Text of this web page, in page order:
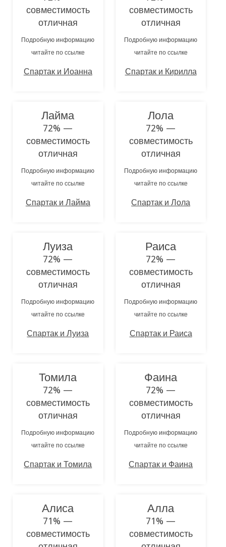
совместимость
отличная
Подробную информацию
читайте по ссылке
Спартак и Иоанна
совместимость
отличная
Подробную информацию
читайте по ссылке
Спартак и Кирилла
Лайма
72% —
совместимость
отличная
Подробную информацию
читайте по ссылке
Спартак и Лайма
Лола
72% —
совместимость
отличная
Подробную информацию
читайте по ссылке
Спартак и Лола
Луиза
72% —
совместимость
отличная
Подробную информацию
читайте по ссылке
Спартак и Луиза
Раиса
72% —
совместимость
отличная
Подробную информацию
читайте по ссылке
Спартак и Раиса
Томила
72% —
совместимость
отличная
Подробную информацию
читайте по ссылке
Спартак и Томила
Фаина
72% —
совместимость
отличная
Подробную информацию
читайте по ссылке
Спартак и Фаина
Алиса
71% —
совместимость
Алла
71% —
совместимость